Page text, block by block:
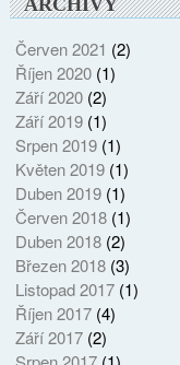
ARCHIVY
Červen 2021 (2)
Říjen 2020(1)
Září 2020(2)
Září 2019(1)
Srpen 2019(1)
Květen 2019(1)
Duben 2019(1)
Červen 2018(1)
Duben 2018(2)
Březen 2018(3)
Listopad 2017(1)
Říjen 2017(4)
Září 2017(2)